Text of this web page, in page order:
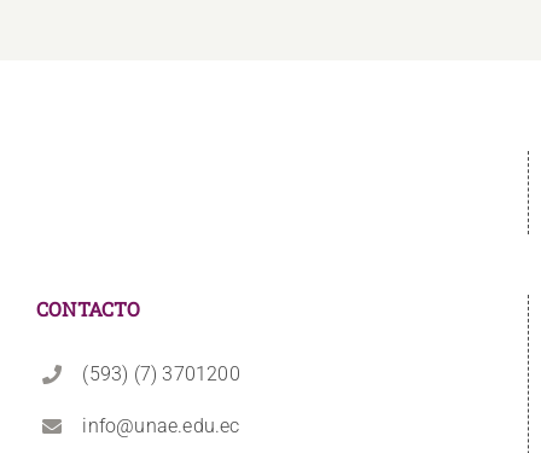
CONTACTO
(593) (7) 3701200
info@unae.edu.ec